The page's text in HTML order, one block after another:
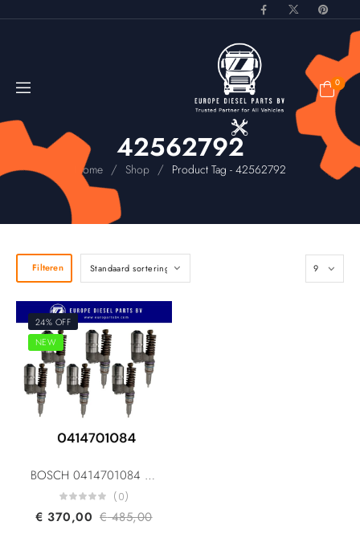
0
42562792
Home / Shop / Product Tag - 42562792
Filteren
24% OFF
NEW
BOSCH 0414701084 0414701053 0414701006 IVECO CASE FIAT 42562792 500339059 500304921 IVECO FOR 180E/190E/260E/440E UIS Unit Injector System EURO 3
(0)
€ 370,00 €485,00